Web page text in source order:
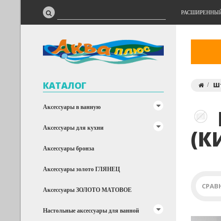
КАТАЛОГ
Аксессуары в ванную
Аксессуары для кухни
Аксессуары бронза
Аксессуары золото ГЛЯНЕЦ
Аксессуары ЗОЛОТО МАТОВОЕ
Настольные аксессуары для ванной